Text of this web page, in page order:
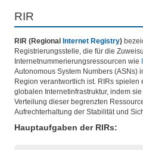
RIR
RIR (Regional Internet Registry)
Registrierungsstelle, die für die
Internetnummerierungsressourcen wie
Autonomous System Numbers (ASNs)
Region verantwortlich ist. RIRs
globalen Internetinfrastruktur, indem
Verteilung dieser begrenzten
Aufrechterhaltung der Stabilität und
Hauptaufgaben der RIRs: